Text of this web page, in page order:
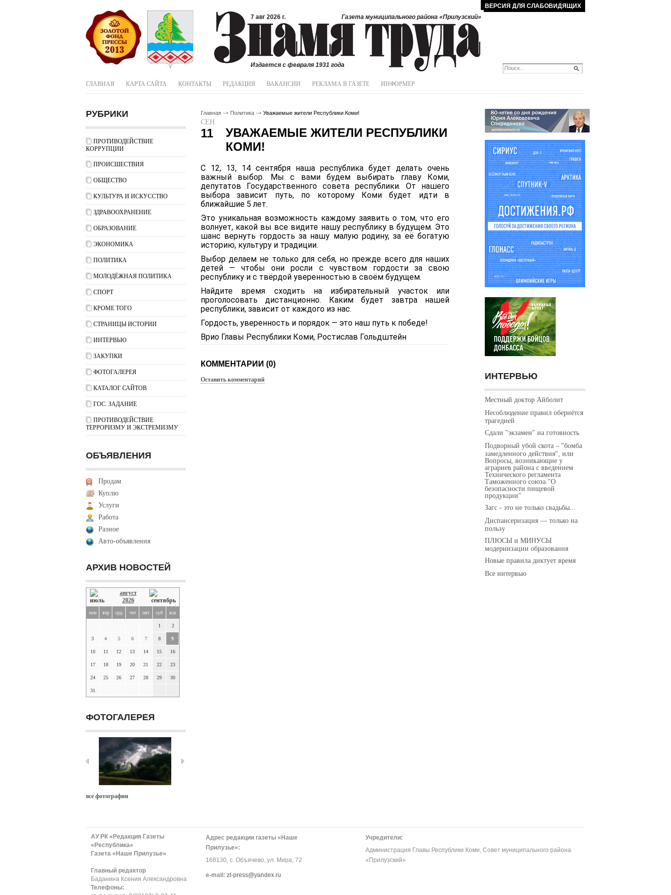
ВЕРСИЯ ДЛЯ СЛАБОВИДЯЩИХ
7 авг 2026 г.
Газета муниципального района «Прилузский»
Издается с февраля 1931 года
ГЛАВНАЯ КАРТА САЙТА КОНТАКТЫ РЕДАКЦИЯ ВАКАНСИИ РЕКЛАМА В ГАЗЕТЕ ИНФОРМЕР
РУБРИКИ
ПРОТИВОДЕЙСТВИЕ
КОРРУПЦИИ
ПРОИСШЕСТВИЯ
ОБЩЕСТВО
КУЛЬТУРА И ИСКУССТВО
ЗДРАВООХРАНЕНИЕ
ОБРАЗОВАНИЕ
ЭКОНОМИКА
ПОЛИТИКА
МОЛОДЁЖНАЯ ПОЛИТИКА
СПОРТ
КРОМЕ ТОГО
СТРАНИЦЫ ИСТОРИИ
ИНТЕРВЬЮ
ЗАКУПКИ
ФОТОГАЛЕРЕЯ
КАТАЛОГ САЙТОВ
ГОС. ЗАДАНИЕ
ПРОТИВОДЕЙСТВИЕ
ТЕРРОРИЗМУ И ЭКСТРЕМИЗМУ
ОБЪЯВЛЕНИЯ
Продам
Куплю
Услуги
Работа
Разное
Авто-объявления
АРХИВ НОВОСТЕЙ
август
2026
пон втр срд чет пят суб вск
1 2
3 4 5 6 7 8 9
10 11 12 13 14 15 16
17 18 19 20 21 22 23
24 25 26 27 28 29 30
31
ФОТОГАЛЕРЕЯ
все фотографии
Главная Политика Уважаемые жители Республики Коми!
СЕН
11
УВАЖАЕМЫЕ ЖИТЕЛИ РЕСПУБЛИКИ
КОМИ!
С 12, 13, 14 сентября наша республика будет делать очень
важный выбор. Мы с вами будем выбирать главу Коми,
депутатов Государственного совета республики. От нашего
выбора зависит путь, по которому Коми будет идти в
ближайшие 5 лет.
Это уникальная возможность каждому заявить о том, что его
волнует, какой вы все видите нашу республику в будущем. Это
шанс вернуть гордость за нашу малую родину, за её богатую
историю, культуру и традиции.
Выбор делаем не только для себя, но прежде всего для наших
детей — чтобы они росли с чувством гордости за свою
республику и с твёрдой уверенностью в своём будущем.
Найдите время сходить на избирательный участок или
проголосовать дистанционно. Каким будет завтра нашей
республики, зависит от каждого из нас.
Гордость, уверенность и порядок — это наш путь к победе!
Врио Главы Республики Коми, Ростислав Гольдштейн
КОММЕНТАРИИ (0)
Оставить комментарий ИНТЕРВЬЮ
Местный доктор Айболит
Несоблюдение правил обернётся
трагедией
Сдали "экзамен" на готовность
Подворный убой скота – "бомба
замедленного действия", или
Вопросы, возникающие у
аграриев района с введением
Технического регламента
Таможенного союза "О
безопасности пищевой
продукции"
Загс - это не только свадьбы...
Диспансеризация — только на
пользу
ПЛЮСЫ и МИНУСЫ
модернизации образования
Новые правила диктует время
Все интервью
АУ РК «Редакция Газеты
«Республика»
Газета «Наше Прилузье»
Главный редактор
Баданина Ксения Александровна
Телефоны:
Адрес редакции газеты «Наше
Прилузье»:
168130, с. Объячево, ул. Мира, 72
е-mail: zt-press@yandex.ru
Учредители:
Администрация Главы Республики Коми, Совет муниципального района
«Прилузский»